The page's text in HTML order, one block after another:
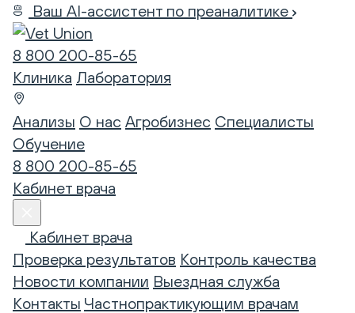
Ваш AI-ассистент по преаналитике
8 800 200-85-65
Клиника Лаборатория
Анализы О нас Агробизнес Специалисты
Обучение
8 800 200-85-65
Кабинет врача
Кабинет врача
Проверка результатов Контроль качества
Новости компании Выездная служба
Контакты Частнопрактикующим врачам